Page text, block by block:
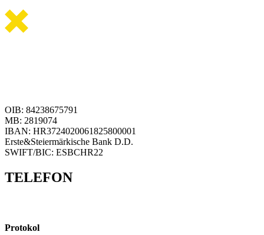
OIB: 84238675791
MB: 2819074
IBAN: HR3724020061825800001
Erste&Steiermärkische Bank D.D.
SWIFT/BIC: ESBCHR22
TELEFON
Protokol